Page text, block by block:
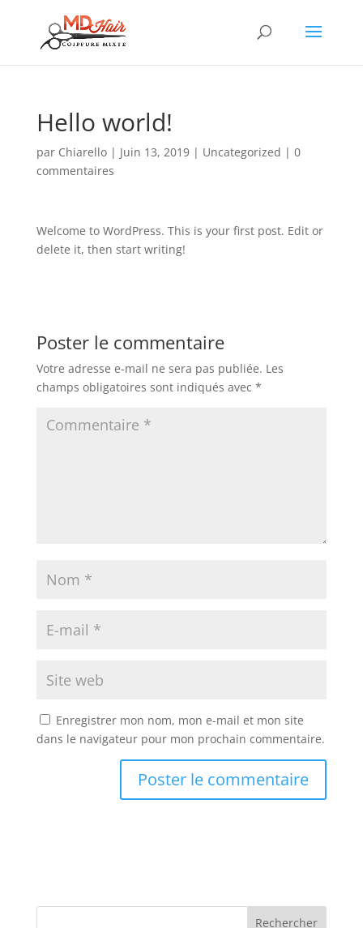
Hello world!
par Chiarello| Juin 13, 2019| Uncategorized | 0
commentaires
Welcome to WordPress. This is your first post. Edit or
delete it, then start writing!
Poster le commentaire
Votre adresse e-mail ne sera pas publiée. Les
champs obligatoires sont indiqués avec *
Enregistrer mon nom, mon e-mail et mon site
dans le navigateur pour mon prochain commentaire.